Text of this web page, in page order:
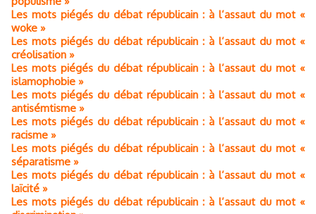
Les mots piégés du débat républicain : à l’assaut du mot «
woke »
Les mots piégés du débat républicain : à l’assaut du mot «
créolisation »
Les mots piégés du débat républicain : à l’assaut du mot «
islamophobie »
Les mots piégés du débat républicain : à l’assaut du mot «
antisémtisme »
Les mots piégés du débat républicain : à l’assaut du mot «
racisme »
Les mots piégés du débat républicain : à l’assaut du mot «
séparatisme »
Les mots piégés du débat républicain : à l’assaut du mot «
laïcité »
Les mots piégés du débat républicain : à l’assaut du mot «